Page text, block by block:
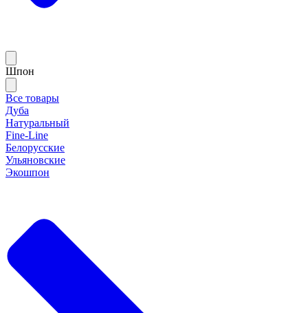
Шпон
Все товары
Дуба
Натуральный
Fine-Line
Белорусские
Ульяновские
Экошпон